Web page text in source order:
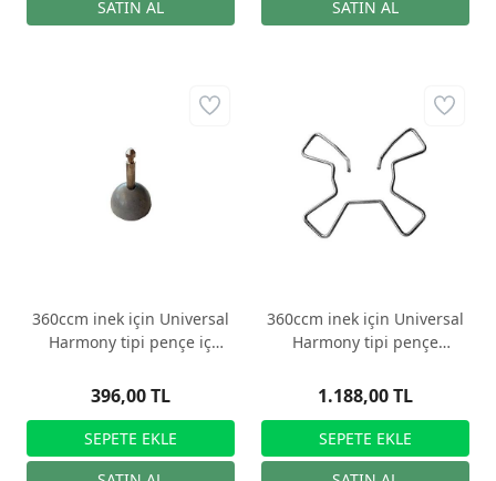
360ccm inek için Universal
Harmony tipi pençe iç
396,00 TL
360ccm inek için Universal
Harmony tipi pençe
1.188,00 TL